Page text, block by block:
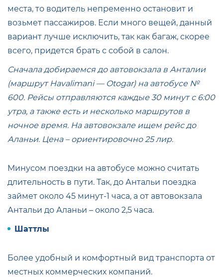
места, то водитель непременно остановит и
возьмет пассажиров. Если много вещей, данный
вариант лучше исключить, так как багаж, скорее
всего, придется брать с собой в салон.
Сначала добираемся до автовокзала в Анталии
(маршрут Havalimani — Otogar) на автобусе №
600. Рейсы отправляются каждые 30 минут с 6:00
утра, а также есть и несколько маршрутов в
ночное время. На автовокзале ищем рейс до
Аланьи. Цена – ориентировочно 25 лир.
Минусом поездки на автобусе можно считать
длительность в пути. Так, до Антальи поездка
займет около 45 минут-1 часа, а от автовокзала
Антальи до Аланьи – около 2,5 часа.
Шаттлы
Более удобный и комфортный вид транспорта от
местных коммерческих компаний.